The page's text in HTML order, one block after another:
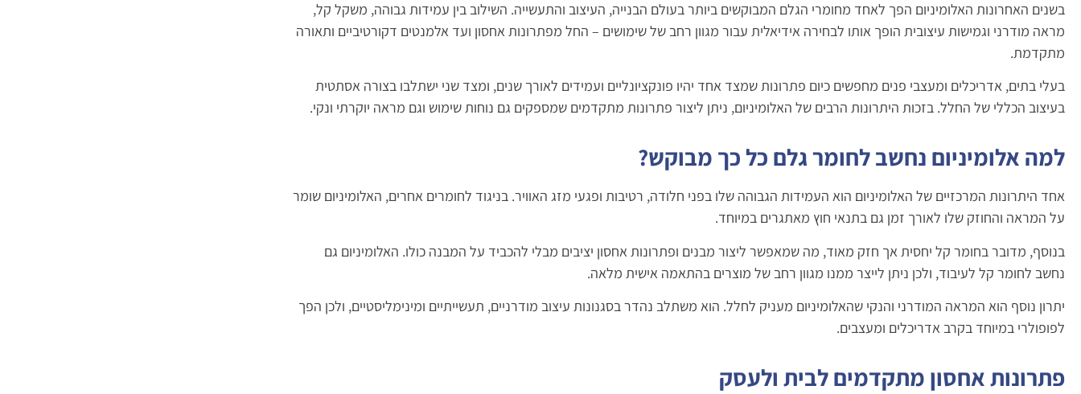
בשנים האחרונות האלומיניום הפך לאחד מחומרי הגלם המבוקשים ביותר בעולם הבנייה, העיצוב והתעשייה. השילוב בין עמידות גבוהה, משקל קל,
מראה מודרני וגמישות עיצובית הופך אותו לבחירה אידיאלית עבור מגוון רחב של שימושים – החל מפתרונות אחסון ועד אלמנטים דקורטיביים ותאורה
מתקדמת.
בעלי בתים, אדריכלים ומעצבי פנים מחפשים כיום פתרונות שמצד אחד יהיו פונקציונליים ועמידים לאורך שנים, ומצד שני ישתלבו בצורה אסתטית
בעיצוב הכללי של החלל. בזכות היתרונות הרבים של האלומיניום, ניתן ליצור פתרונות מתקדמים שמספקים גם נוחות שימוש וגם מראה יוקרתי ונקי.
למה אלומיניום נחשב לחומר גלם כל כך מבוקש?
אחד היתרונות המרכזיים של האלומיניום הוא העמידות הגבוהה שלו בפני חלודה, רטיבות ופגעי מזג האוויר. בניגוד לחומרים אחרים, האלומיניום שומר
על המראה והחוזק שלו לאורך זמן גם בתנאי חוץ מאתגרים במיוחד.
בנוסף, מדובר בחומר קל יחסית אך חזק מאוד, מה שמאפשר ליצור מבנים ופתרונות אחסון יציבים מבלי להכביד על המבנה כולו. האלומיניום גם
נחשב לחומר קל לעיבוד, ולכן ניתן לייצר ממנו מגוון רחב של מוצרים בהתאמה אישית מלאה.
יתרון נוסף הוא המראה המודרני והנקי שהאלומיניום מעניק לחלל. הוא משתלב נהדר בסגנונות עיצוב מודרניים, תעשייתיים ומינימליסטיים, ולכן הפך
לפופולרי במיוחד בקרב אדריכלים ומעצבים.
פתרונות אחסון מתקדמים לבית ולעסק